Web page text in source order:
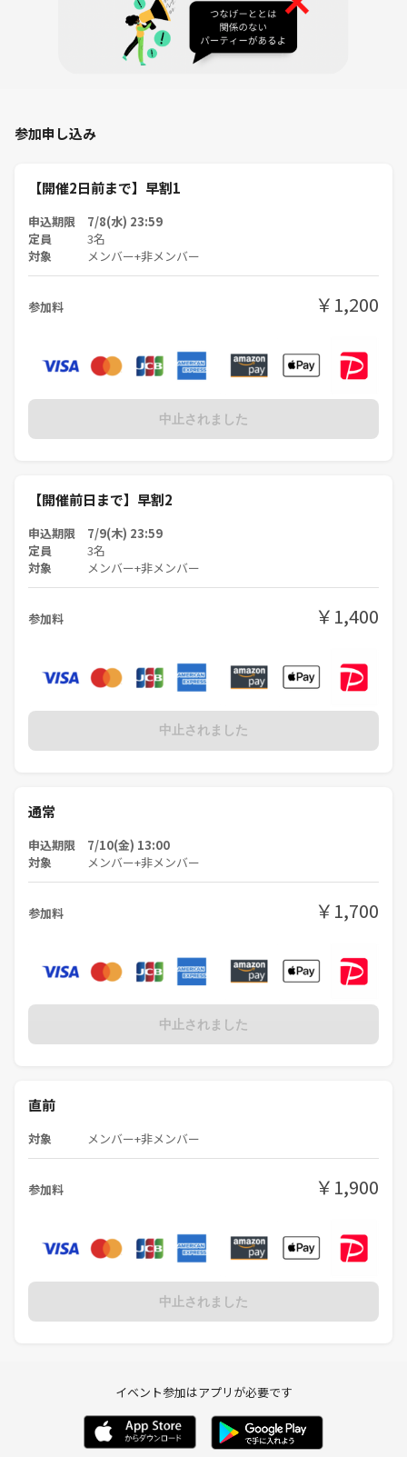
参加申し込み
【開催2日前まで】早割1
申込期限 7/8(水) 23:59
定員 3名
対象 メンバー+非メンバー
参加料 ￥1,200
中止されました
【開催前日まで】早割2
申込期限 7/9(木) 23:59
定員 3名
対象 メンバー+非メンバー
参加料 ￥1,400
中止されました
通常
申込期限 7/10(金) 13:00
対象 メンバー+非メンバー
参加料 ￥1,700
中止されました
直前
対象 メンバー+非メンバー
参加料 ￥1,900
中止されました
イベント参加はアプリが必要です